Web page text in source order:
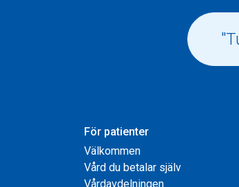
För patienter
Välkommen
Vård du betalar själv
Vårdavdelningen